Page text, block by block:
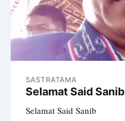
SASTRATAMA
Selamat Said Sanib
Selamat Said Sanib